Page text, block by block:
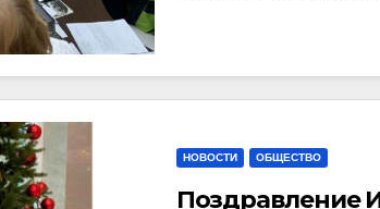
НОВОСТИ ОБЩЕСТВО
Поздравление